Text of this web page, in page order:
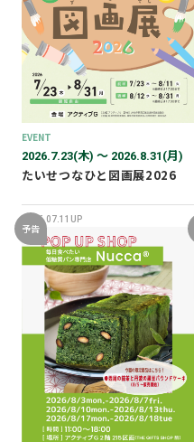
EVENT
2026.7.23(木) 〜 2026.8.31(月)
たいせつなひと図画展2026
2026.07.11UP
予告